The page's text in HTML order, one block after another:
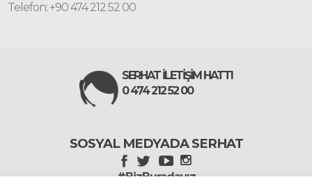
Telefon: +90 474 212 52 00
SERHAT İLETİŞİM HATTI
0 474 212 52 00
SOSYAL MEDYADA SERHAT
#BizBuradayız